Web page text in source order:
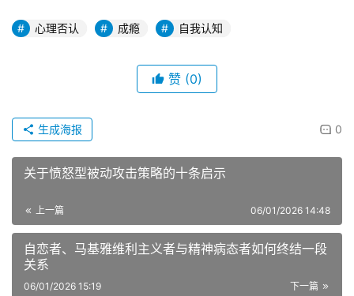
心理否认 成瘾 自我认知
赞 (0)
0
生成海报
关于愤怒型被动攻击策略的十条启示
上一篇 06/01/2026 14:48
自恋者、马基雅维利主义者与精神病态者如何终结一段
关系
下一篇
06/01/2026 15:19